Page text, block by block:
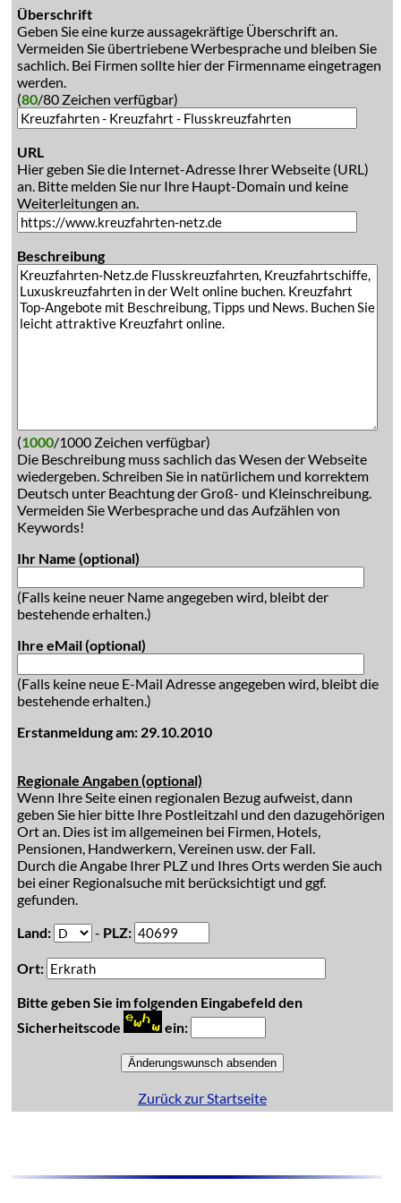
Überschrift
Geben Sie eine kurze aussagekräftige Überschrift an.
Vermeiden Sie übertriebene Werbesprache und bleiben Sie
sachlich. Bei Firmen sollte hier der Firmenname eingetragen
werden.
(80/80 Zeichen verfügbar)
URL
Hier geben Sie die Internet-Adresse Ihrer Webseite (URL)
an. Bitte melden Sie nur Ihre Haupt-Domain und keine
Weiterleitungen an.
Beschreibung
(1000/1000 Zeichen verfügbar)
Die Beschreibung muss sachlich das Wesen der Webseite
wiedergeben. Schreiben Sie in natürlichem und korrektem
Deutsch unter Beachtung der Groß- und Kleinschreibung.
Vermeiden Sie Werbesprache und das Aufzählen von
Keywords!
Ihr Name (optional)
(Falls keine neuer Name angegeben wird, bleibt der
bestehende erhalten.)
Ihre eMail (optional)
(Falls keine neue E-Mail Adresse angegeben wird, bleibt die
bestehende erhalten.)
Erstanmeldung am: 29.10.2010
Regionale Angaben (optional)
Wenn Ihre Seite einen regionalen Bezug aufweist, dann
geben Sie hier bitte Ihre Postleitzahl und den dazugehörigen
Ort an. Dies ist im allgemeinen bei Firmen, Hotels,
Pensionen, Handwerkern, Vereinen usw. der Fall.
Durch die Angabe Ihrer PLZ und Ihres Orts werden Sie auch
bei einer Regionalsuche mit berücksichtigt und ggf.
gefunden.
Land:
- PLZ:
Ort:
Bitte geben Sie im folgenden Eingabefeld den
Sicherheitscode
ein:
Zurück zur Startseite